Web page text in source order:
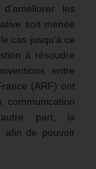
les
soit menée
cas jusqu’à ce
à résoudre
entre
(ARF) ont
part, la
afin de pouvoir